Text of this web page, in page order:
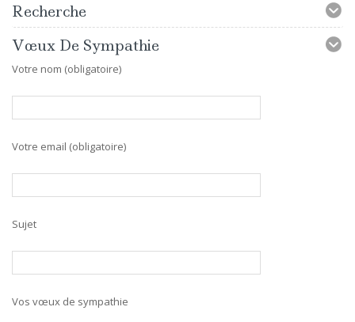
Recherche
Vœux De Sympathie
Votre nom (obligatoire)
Votre email (obligatoire)
Sujet
Vos vœux de sympathie